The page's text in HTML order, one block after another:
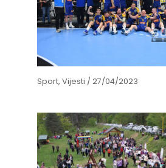
Sport,Vijesti /27/04/2023